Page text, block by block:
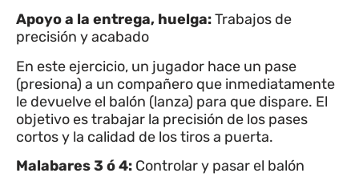
Apoyo a la entrega, huelga:Trabajos de
precisión y acabado
En este ejercicio, un jugador hace un pase
(presiona) a un compañero que inmediatamente
le devuelve el balón (lanza) para que dispare. El
objetivo es trabajar la precisión de los pases
cortos y la calidad de los tiros a puerta.
Malabares 3 ó 4: Controlar y pasar el balón